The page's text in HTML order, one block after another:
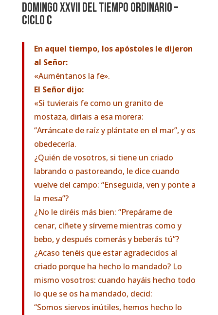
Domingo XXVII del Tiempo Ordinario –
Ciclo C
En aquel tiempo, los apóstoles le dijeron
al Señor:
«Auméntanos la fe».
El Señor dijo:
«Si tuvierais fe como un granito de
mostaza, diríais a esa morera:
“Arráncate de raíz y plántate en el mar”, y os
obedecería.
¿Quién de vosotros, si tiene un criado
labrando o pastoreando, le dice cuando
vuelve del campo: “Enseguida, ven y ponte a
la mesa”?
¿No le diréis más bien: “Prepárame de
cenar, cíñete y sírveme mientras como y
bebo, y después comerás y beberás tú”?
¿Acaso tenéis que estar agradecidos al
criado porque ha hecho lo mandado? Lo
mismo vosotros: cuando hayáis hecho todo
lo que se os ha mandado, decid:
“Somos siervos inútiles, hemos hecho lo